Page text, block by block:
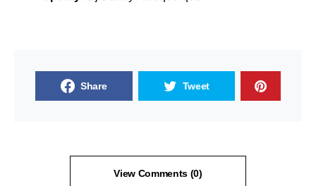
Share Tweet
View Comments (0)